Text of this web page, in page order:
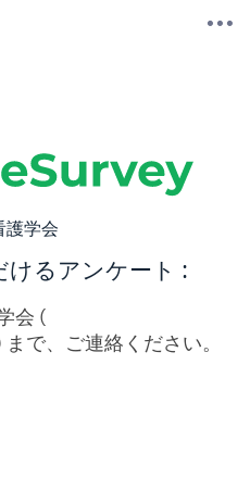
護学会
けるアンケート :
会 (
で、ご連絡ください。